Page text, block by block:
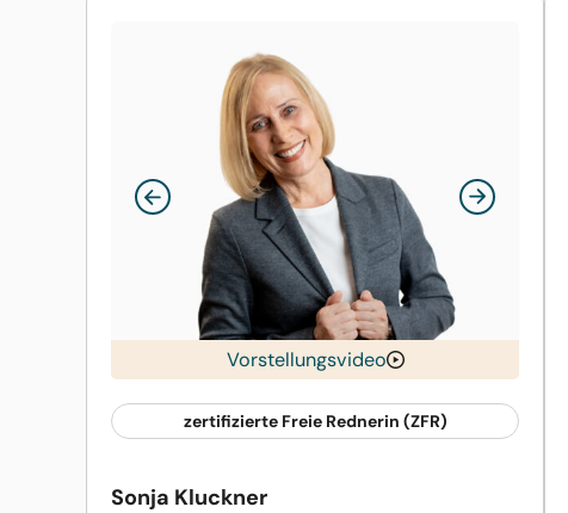
Vorstellungsvideo
zertifizierte Freie Rednerin (ZFR)
Sonja Kluckner